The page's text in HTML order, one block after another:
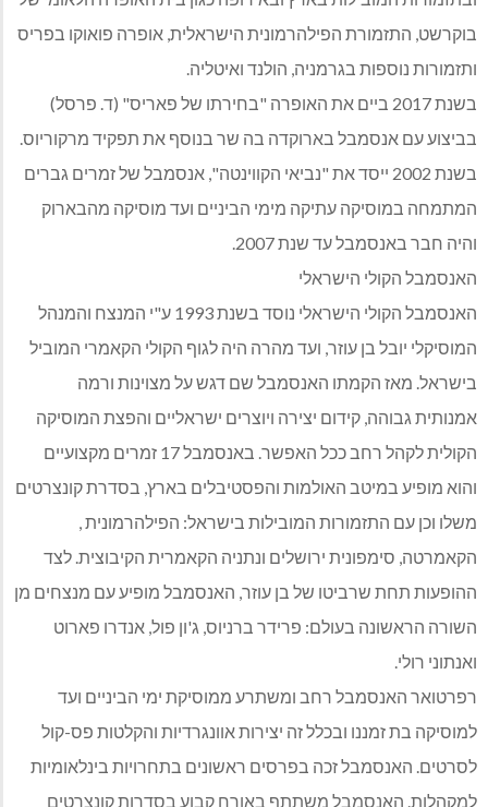
בוקרשט, התזמורת הפילהרמונית הישראלית, אופרה פואוקו בפריס
ותזמורות נוספות בגרמניה, הולנד ואיטליה.
בשנת 2017 ביים את האופרה "בחירתו של פאריס" (ד. פרסל)
בביצוע עם אנסמבל בארוקדה בה שר בנוסף את תפקיד מרקוריוס.
בשנת 2002 ייסד את "נביאי הקווינטה", אנסמבל של זמרים גברים
המתמחה במוסיקה עתיקה מימי הביניים ועד מוסיקה מהבארוק
והיה חבר באנסמבל עד שנת 2007.
האנסמבל הקולי הישראלי
האנסמבל הקולי הישראלי נוסד בשנת 1993 ע"י המנצח והמנהל
המוסיקלי יובל בן עוזר, ועד מהרה היה לגוף הקולי הקאמרי המוביל
בישראל. מאז הקמתו האנסמבל שם דגש על מצוינות ורמה
אמנותית גבוהה, קידום יצירה ויוצרים ישראליים והפצת המוסיקה
הקולית לקהל רחב ככל האפשר. באנסמבל 17 זמרים מקצועיים
והוא מופיע במיטב האולמות והפסטיבלים בארץ, בסדרת קונצרטים
משלו וכן עם התזמורות המובילות בישראל: הפילהרמונית ,
הקאמרטה, סימפונית ירושלים ונתניה הקאמרית הקיבוצית. לצד
ההופעות תחת שרביטו של בן עוזר, האנסמבל מופיע עם מנצחים מן
השורה הראשונה בעולם: פרידר ברניוס, ג'ון פול, אנדרו פארוט
ואנתוני רולי.
רפרטואר האנסמבל רחב ומשתרע ממוסיקת ימי הביניים ועד
למוסיקה בת זמננו ובכלל זה יצירות אוונגרדיות והקלטות פס-קול
לסרטים. האנסמבל זכה בפרסים ראשונים בתחרויות בינלאומיות
למקהלות. האנסמבל משתתף באורח קבוע בסדרות קונצרטים